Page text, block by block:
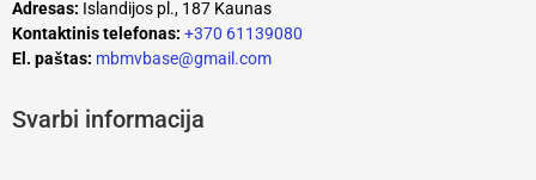
Adresas: Islandijos pl., 187 Kaunas
Kontaktinis telefonas: +370 61139080
El. paštas: mbmvbase@gmail.com
Svarbi informacija